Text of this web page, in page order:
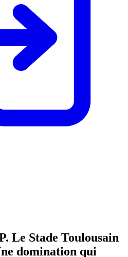
Le Stade Toulousain
domination qui